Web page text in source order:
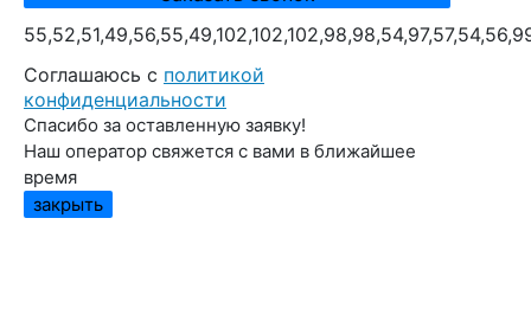
Cоглашаюсь с политикой
конфиденциальности
Спасибо за оставленную заявку!
Наш оператор свяжется с вами в ближайшее
время
закрыть